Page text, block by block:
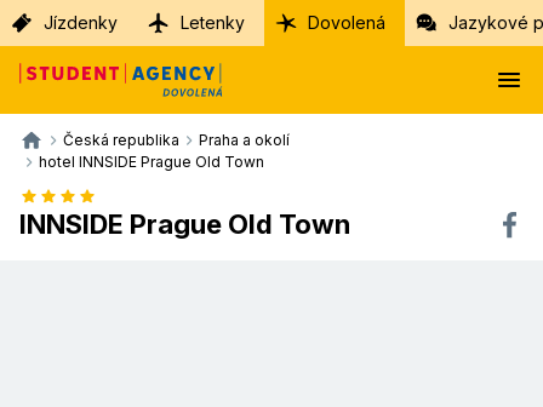
Jízdenky Letenky Dovolená Jazykové
Česká republika
Praha a okolí
hotel INNSIDE Prague Old Town
INNSIDE Prague Old Town